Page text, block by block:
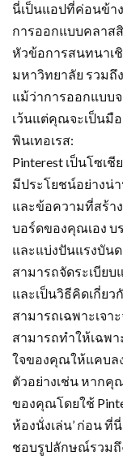
นี่เป็นแอปที่ค่อนข้า
การออกแบบคลาส
หัวข้อการสนทนาเ
มหาวิทยาลัย รวมถึ
แม้ว่าการออกแบบ
เว้นแต่คุณจะเป็นมื
พินเทอเรส:
Pinterest เป็นโซเ
มีประโยชน์อย่างน่
และข้อความที่สร้า
บอร์ดของคุณเอง
และแบ่งปันแรงบั
สามารถจัดระเบีย
และเป็นวิธีคิดเกี่ย
สามารถเฉพาะเจ
สามารถทำให้เฉพ
ใจของคุณให้แคบล
ตัวอย่างเช่น หากคุ
ของคุณโดยใช้
ห้องนั่งเล่น’ ก่อน
ชอบรูปลักษณ์รวมถึ